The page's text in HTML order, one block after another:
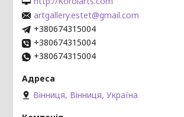
artgallery.estet@gmail.com
+380674315004
+380674315004
+380674315004
Вінниця, Вінниця, Україна